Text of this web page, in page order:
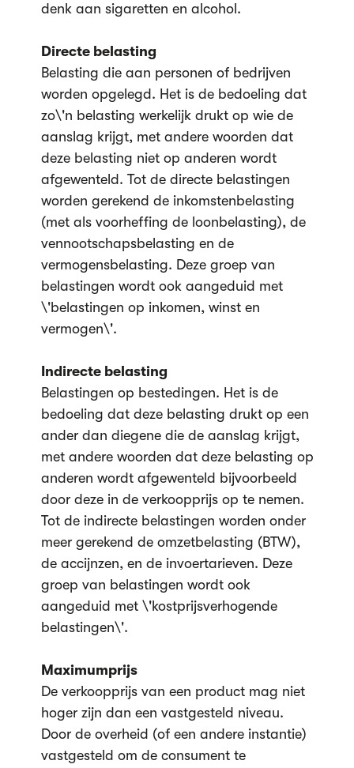
denk aan sigaretten en alcohol.
Directe belasting
Belasting die aan personen of bedrijven
worden opgelegd. Het is de bedoeling dat
zo\'n belasting werkelijk drukt op wie de
aanslag krijgt, met andere woorden dat
deze belasting niet op anderen wordt
afgewenteld. Tot de directe belastingen
worden gerekend de inkomstenbelasting
(met als voorheffing de loonbelasting), de
vennootschapsbelasting en de
vermogensbelasting. Deze groep van
belastingen wordt ook aangeduid met
\'belastingen op inkomen, winst en
vermogen\'.
Indirecte belasting
Belastingen op bestedingen. Het is de
bedoeling dat deze belasting drukt op een
ander dan diegene die de aanslag krijgt,
met andere woorden dat deze belasting op
anderen wordt afgewenteld bijvoorbeeld
door deze in de verkoopprijs op te nemen.
Tot de indirecte belastingen worden onder
meer gerekend de omzetbelasting (BTW),
de accijnzen, en de invoertarieven. Deze
groep van belastingen wordt ook
aangeduid met \'kostprijsverhogende
belastingen\'.
Maximumprijs
De verkoopprijs van een product mag niet
hoger zijn dan een vastgesteld niveau.
Door de overheid (of een andere instantie)
vastgesteld om de consument te